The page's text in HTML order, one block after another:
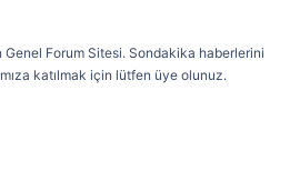
Forum Sitesi. Sondakika haberlerini
katılmak için lütfen üye olunuz.